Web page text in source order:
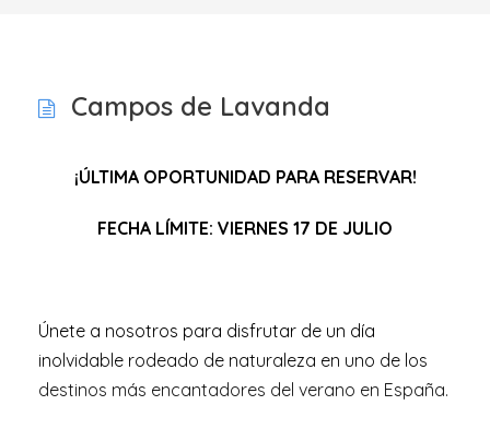
Campos de Lavanda
¡ÚLTIMA OPORTUNIDAD PARA RESERVAR!
FECHA LÍMITE: VIERNES 17 DE JULIO
Únete a nosotros para disfrutar de un día
inolvidable rodeado de naturaleza en uno de los
destinos más encantadores del verano en España.